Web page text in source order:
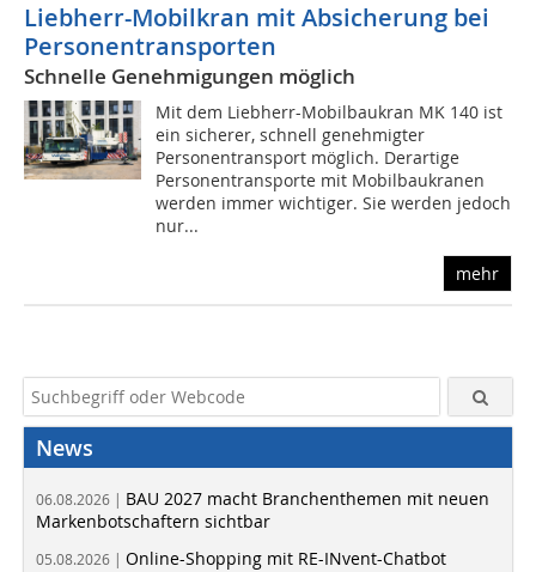
Liebherr-Mobilkran mit Absicherung bei
Personentransporten
Schnelle Genehmigungen möglich
Mit dem Liebherr-Mobilbaukran MK 140 ist
ein sicherer, schnell genehmigter
Personentransport möglich. Derartige
Personentransporte mit Mobilbaukranen
werden immer wichtiger. Sie werden jedoch
nur...
mehr
News
06.08.2026 | BAU 2027 macht Branchenthemen mit neuen
Markenbotschaftern sichtbar
05.08.2026 | Online-Shopping mit RE-INvent-Chatbot